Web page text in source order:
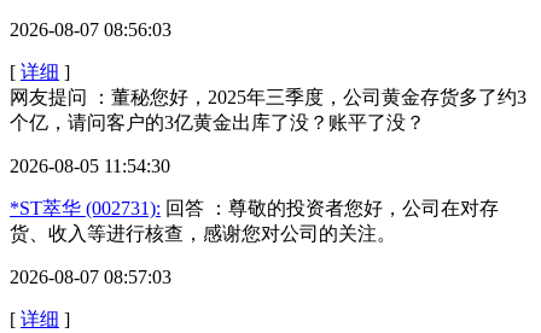
2026-08-07 08:56:03
[ 详细 ]
网友提问 ：董秘您好，2025年三季度，公司黄金存货多了约3
个亿，请问客户的3亿黄金出库了没？账平了没？
2026-08-05 11:54:30
*ST萃华 (002731): 回答 ：尊敬的投资者您好，公司在对存
货、收入等进行核查，感谢您对公司的关注。
2026-08-07 08:57:03
[ 详细 ]